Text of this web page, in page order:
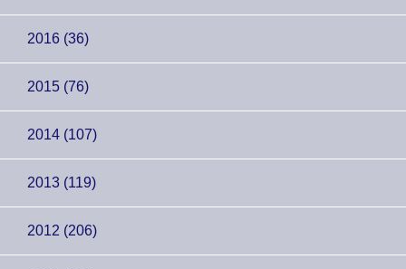
2016 (36)
2015 (76)
2014 (107)
2013 (119)
2012 (206)